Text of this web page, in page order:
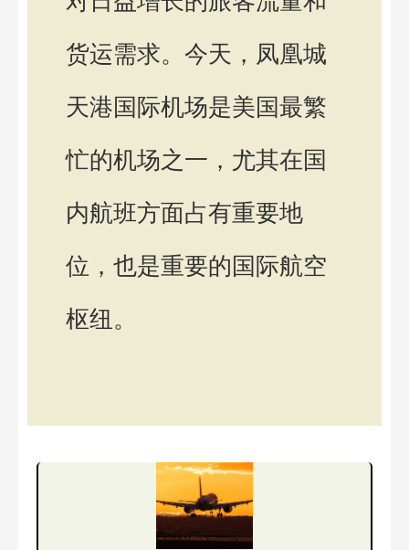
货运需求。今天，凤凰城
天港国际机场是美国最繁
忙的机场之一，尤其在国
内航班方面占有重要地
位，也是重要的国际航空
枢纽。